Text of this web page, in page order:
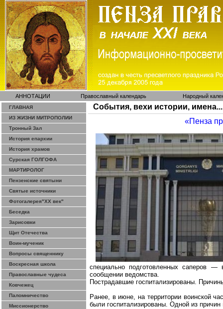
АННОТАЦИИ Православный календарь Народный
ГЛАВНАЯ
ИЗ ЖИЗНИ МИТРОПОЛИИ
Тронный Зал
История епархии
История храмов
Сурская ГОЛГОФА
МАРТИРОЛОГ
Пензенские святыни
Святые источники
Фотогалерея"ХХ век"
Беседка
Зарисовки
Щит Отечества
Воин-мученик
Вопросы священнику
Воскресная школа
Православные чудеса
Ковчежец
Паломничество
Миссионерство
События, вехи истории, имена...
«Пенза
специально подготовленных саперов —
сообщении ведомства.
Пострадавшие госпитализированы.
Ранее, в июне, на территории воинской
были госпитализированы. Одной из